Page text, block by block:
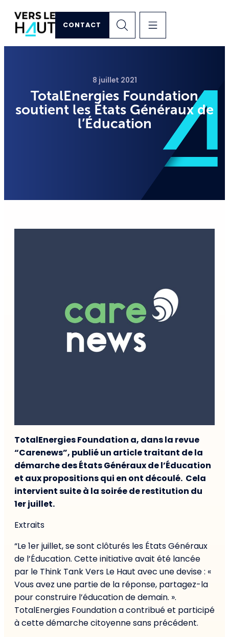
CONTACT
8 juillet 2021
TotalEnergies Foundation
soutient les États Généraux de
l’Éducation
TotalEnergies Foundation a, dans la revue
“Carenews”, publié un article traitant de la
démarche des États Généraux de l’Éducation
et aux propositions qui en ont découlé. Cela
intervient suite à la soirée de restitution du
1er juillet.
Extraits
“Le 1er juillet, se sont clôturés les États Généraux
de l’Éducation. Cette initiative avait été lancée
par le Think Tank Vers Le Haut avec une devise : «
Vous avez une partie de la réponse, partagez-la
pour construire l’éducation de demain. ».
TotalEnergies Foundation a contribué et participé
à cette démarche citoyenne sans précédent.